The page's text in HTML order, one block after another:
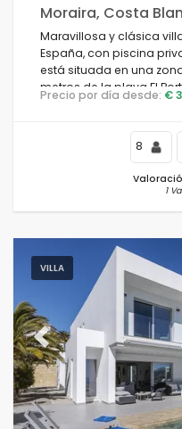
Moraira, Costa
Maravillosa y clásica
España, con piscina
está situada en una
metros de la playa El
Mediterráneo.
Precio por día desde: €
8
1
VILLA
Previous